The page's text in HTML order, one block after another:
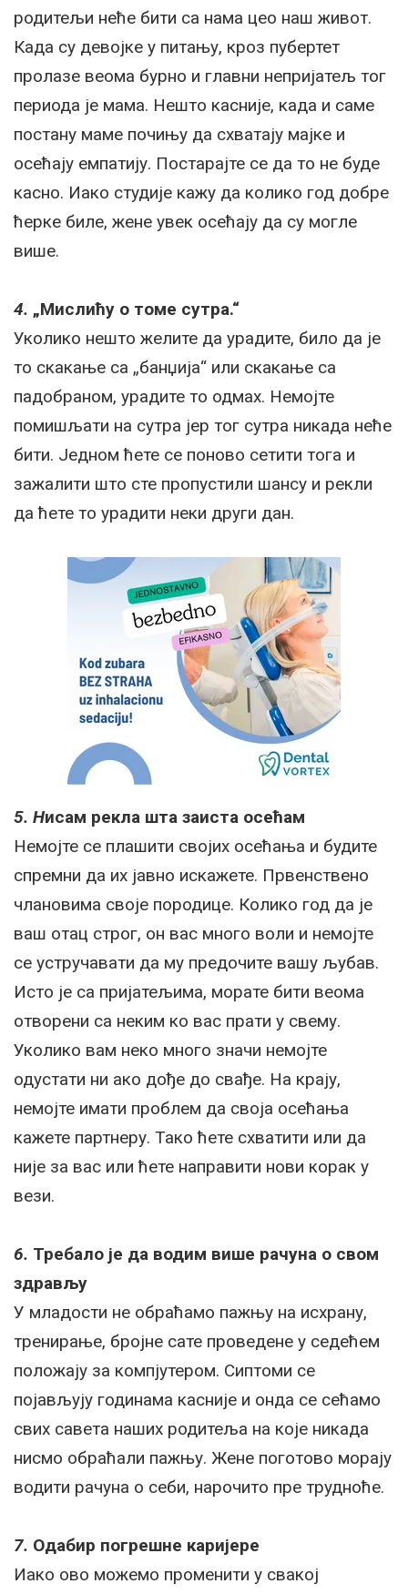
родитељи неће бити са нама цео наш живот.
Када су девојке у питању, кроз пубертет
пролазе веома бурно и главни непријатељ тог
периода је мама. Нешто касније, када и саме
постану маме почињу да схватају мајке и
осећају емпатију. Постарајте се да то не буде
касно. Иако студије кажу да колико год добре
ћерке биле, жене увек осећају да су могле
више.
4. „Мислићу о томе сутра.“
Уколико нешто желите да урадите, било да је
то скакање са „банџија“ или скакање са
падобраном, урадите то одмах. Немојте
помишљати на сутра јер тог сутра никада неће
бити. Једном ћете се поново сетити тога и
зажалити што сте пропустили шансу и рекли
да ћете то урадити неки други дан.
5. Нисам рекла шта заиста осећам
Немојте се плашити својих осећања и будите
спремни да их јавно искажете. Првенствено
члановима своје породице. Колико год да је
ваш отац строг, он вас много воли и немојте
се устручавати да му предочите вашу љубав.
Исто је са пријатељима, морате бити веома
отворени са неким ко вас прати у свему.
Уколико вам неко много значи немојте
одустати ни ако дође до свађе. На крају,
немојте имати проблем да своја осећања
кажете партнеру. Тако ћете схватити или да
није за вас или ћете направити нови корак у
вези.
6. Требало је да водим више рачуна о свом
здрављу
У младости не обраћамо пажњу на исхрану,
тренирање, бројне сате проведене у седећем
положају за компјутером. Сиптоми се
појављују годинама касније и онда се сећамо
свих савета наших родитеља на које никада
нисмо обраћали пажњу. Жене поготово морају
водити рачуна о себи, нарочито пре трудноће.
7. Одабир погрешне каријере
Иако ово можемо променити у свакој